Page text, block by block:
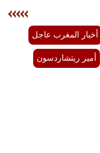
أخبار المغرب عاجل
أمير ريتشاردسون